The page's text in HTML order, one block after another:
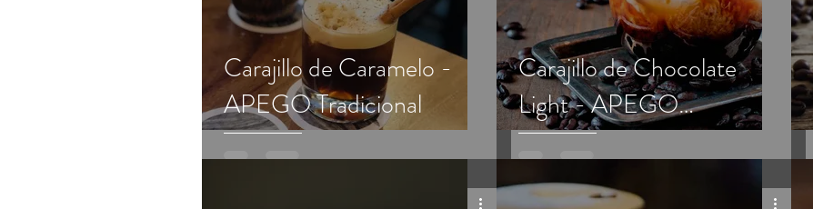
Carajillo de Caramelo -
APEGO Tradicional
Carajillo de Chocolate
Light - APEGO
Tradicional